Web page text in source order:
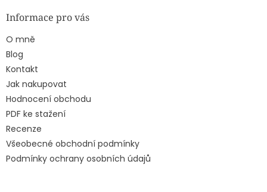
Informace pro vás
O mně
Blog
Kontakt
Jak nakupovat
Hodnocení obchodu
PDF ke stažení
Recenze
Všeobecné obchodní podmínky
Podmínky ochrany osobních údajů